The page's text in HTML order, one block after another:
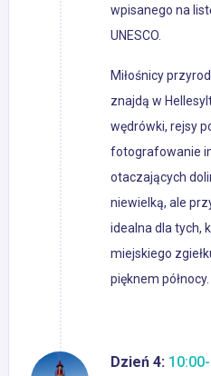
wpisanego na
UNESCO.
Miłośnicy
znajdą w
wędrówki, rejsy
fotografowanie
otaczających
niewielką, ale
idealna dla tych,
miejskiego
pięknem północy.
Dzień 4: